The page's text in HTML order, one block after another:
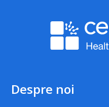
Despre noi